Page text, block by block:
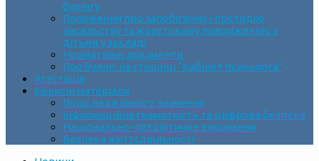
булінгу
Положення про запобігання і протидію
насильству та жорстокому поводженню з
дітьми у закладі
Нормативні документи
Про булінг на сторінці “Кабінет психолога”
Атестація
Корисні матеріали
Події державного значення
Інформаційна грамотність та цифрова безпека
Національно-патріотичне виховання
Безпека життєдіяльності